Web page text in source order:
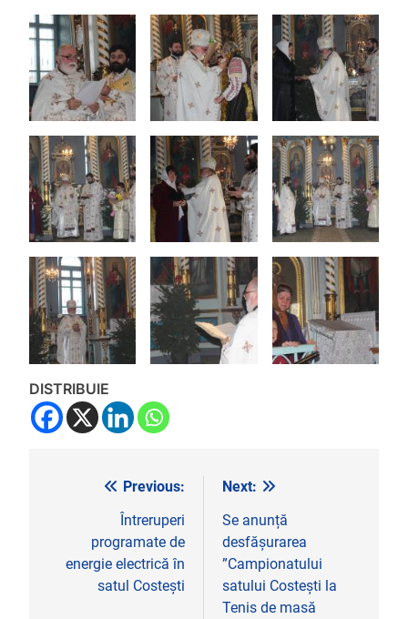
DISTRIBUIE
Navigare
articole
Previous:
Întreruperi
programate de
energie electrică în
satul Costești
Next:
Se anunță
desfășurarea
”Campionatului
satului Costești la
Tenis de masă